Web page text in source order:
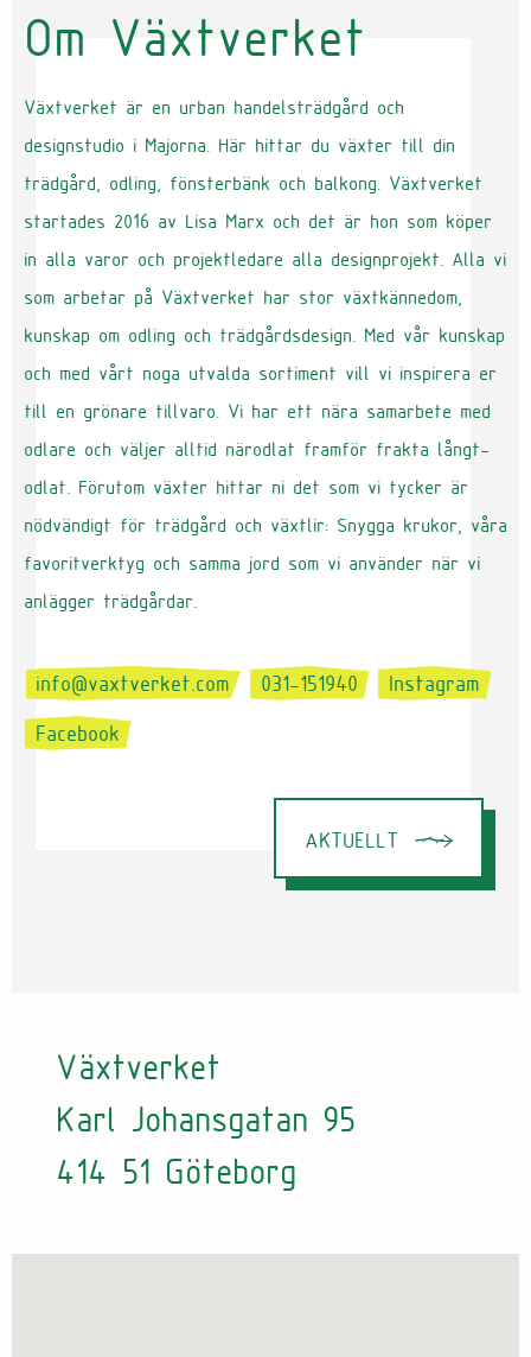
Om Växtverket
Växtverket är en urban handelsträdgård och
designstudio i Majorna. Här hittar du växter till din
trädgård, odling, fönsterbänk och balkong. Växtverket
startades 2016 av Lisa Marx och det är hon som köper
in alla varor och projektledare alla designprojekt. Alla vi
som arbetar på Växtverket har stor växtkännedom,
kunskap om odling och trädgårdsdesign. Med vår kunskap
och med vårt noga utvalda sortiment vill vi inspirera er
till en grönare tillvaro. Vi har ett nära samarbete med
odlare och väljer alltid närodlat framför frakta långt-
odlat. Förutom växter hittar ni det som vi tycker är
nödvändigt för trädgård och växtlir: Snygga krukor, våra
favoritverktyg och samma jord som vi använder när vi
anlägger trädgårdar.
info@vaxtverket.com 031-151940
Instagram
Facebook
AKTUELLT
Växtverket
Karl Johansgatan 95
414 51 Göteborg